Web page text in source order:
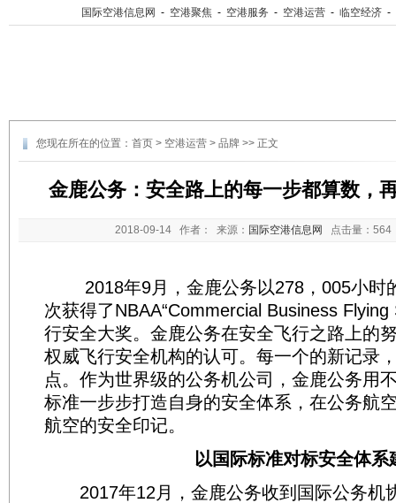
国际空港信息网 - 空港聚焦 - 空港服务 - 空港运营 - 临空经济 -
您现在所在的位置： 首页 > 空港运营 > 品牌 >> 正文
金鹿公务：安全路上的每一步都算数，
2018-09-14 作者： 来源： 国际空港信息网 点击量：
2018年9月，金鹿公务以278，005小时
次获得了NBAA“Commercial Business Flying
行安全大奖。金鹿公务在安全飞行之路上的
权威飞行安全机构的认可。每一个的新记录
点。作为世界级的公务机公司，金鹿公务用
标准一步步打造自身的安全体系，在公务航
航空的安全印记。
以国际标准对标安全体系
2017年12月，金鹿公务收到国际公务机